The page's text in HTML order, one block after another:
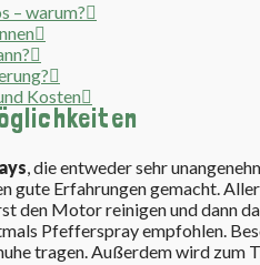
– warum?
Kosten
, die entweder sehr
gute Erfahrungen gemacht.
den Motor reinigen und dann
Pfefferspray empfohlen.
tragen. Außerdem wird zum